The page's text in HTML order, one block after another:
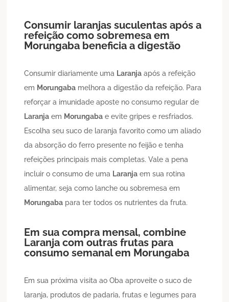
Consumir laranjas suculentas após a
refeição como sobremesa em
Morungaba beneficia a digestão
Consumir diariamente uma Laranja após a refeição
em Morungaba melhora a digestão da refeição. Para
reforçar a imunidade aposte no consumo regular de
Laranja em Morungaba e evite gripes e resfriados.
Escolha seu suco de laranja favorito como um aliado
da absorção do ferro presente no feijão e tenha
refeições principais mais completas. Vale a pena
incluir o consumo de uma Laranja em sua rotina
alimentar, seja como lanche ou sobremesa em
Morungaba para ter todos os nutrientes da fruta.
Em sua compra mensal, combine
Laranja com outras frutas para
consumo semanal em Morungaba
Em sua próxima visita ao Oba aproveite o suco de
laranja, produtos de padaria, frutas e legumes para